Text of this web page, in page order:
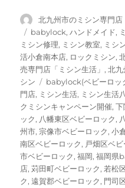
投
稿
者
北九州市のミシン専門店
カ
テ
ゴ
リ
ー
babylock,ハンドメイド,
ミシン修理, ミシン教室, ミシ
活小倉南本店, ロックミシン,
売専門店「ミシン生活」 ,北
シン
タ
グ
babylock(ベビーロッ
門店, ミシン生活, ミシン生活
クミシンキャンペーン開催,下
ック, 八幡東区ベビーロック,
州市, 宗像市ベビーロック,小
南区ベビーロック, 戸畑区ベ
市ベビーロック,福岡,福岡県
店,苅田町ベビーロック, 若松
ク,遠賀郡ベビーロック, 門司